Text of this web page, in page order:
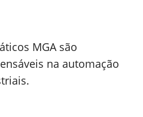
MGA são
na automação